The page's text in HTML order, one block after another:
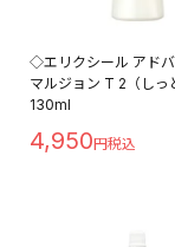
◇エリクシール アド
マルジョン T 2（しっ
130ml
4,950